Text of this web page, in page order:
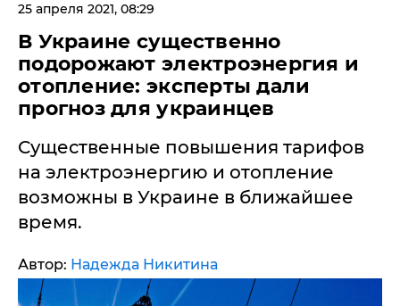
25 апреля 2021, 08:29
В Украине существенно
подорожают электроэнергия и
отопление: эксперты дали
прогноз для украинцев
Существенные повышения тарифов
на электроэнергию и отопление
возможны в Украине в ближайшее
время.
Автор: Надежда Никитина